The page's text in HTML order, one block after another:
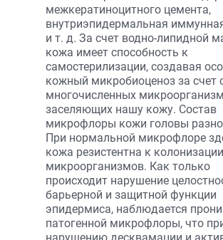
межкератиноцитного цемента,
внутриэпидермальная
и т. д. За счет водно-липидной
кожа имеет способность к
самостерилизации, создавая
кожный микробиоценоз за счет
многочисленных
заселяющих нашу кожу. Состав
микрофлоры кожи головы
При нормальной микрофлоре
кожа резистентна к колонизации
микроорганизмов. Как только
происходит нарушение
барьерной и защитной функции
эпидермиса, наблюдается
патогенной микрофлоры, что